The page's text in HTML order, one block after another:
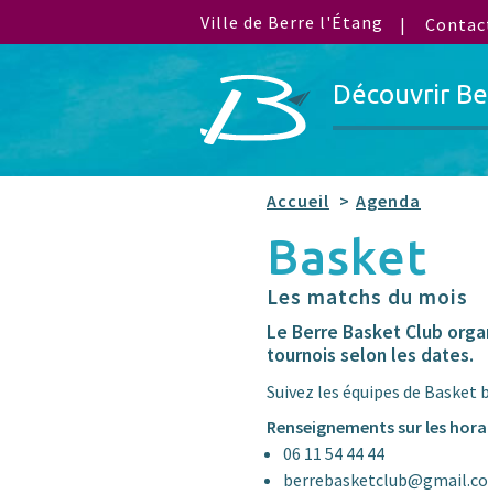
Ville de Berre l'Étang
Découvrir
Accueil Agenda
Basket
Les matchs du mois
Le Berre Basket Club
tournois selon les dates.
Suivez les équipes de
Renseignements sur les
06 11 54 44 44